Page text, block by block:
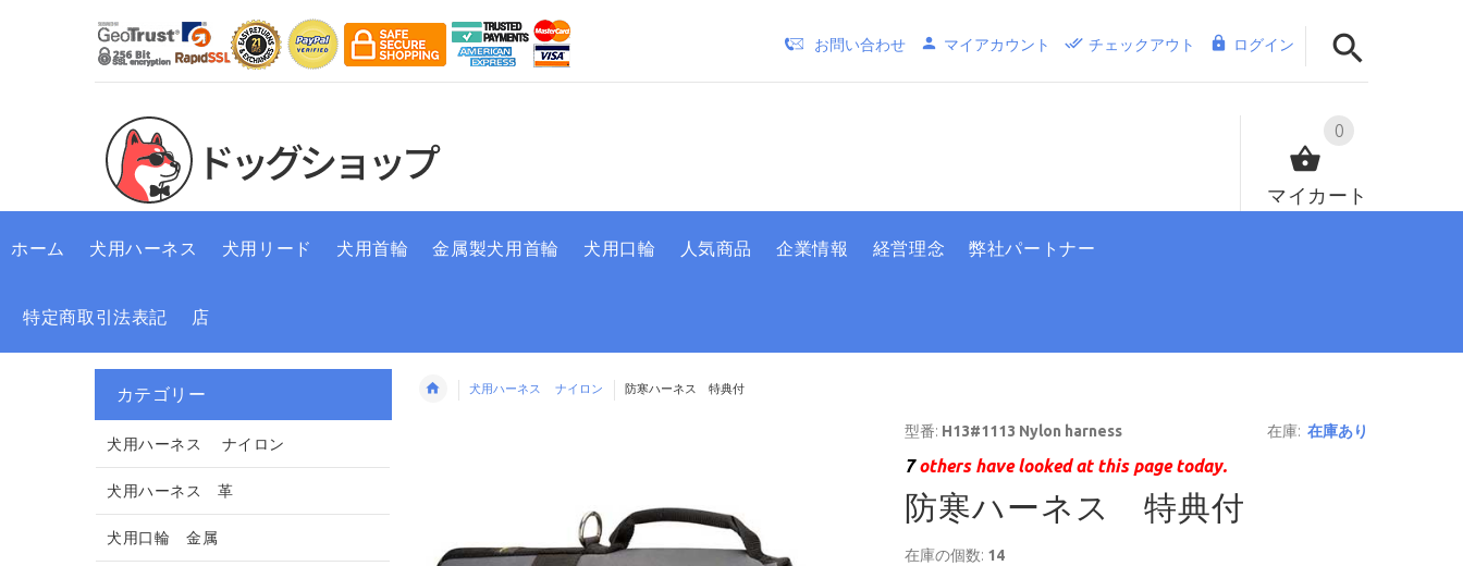
お問い合わせ マイアカウント チェックアウト ログイン
0
マイカート
ホーム 犬用ハーネス 犬用リード 犬用首輪 金属製犬用首輪 犬用口輪 人気商品 企業情報 経営理念 弊社パートナー
特定商取引法表記 店
犬用ハーネス ナイロン 防寒ハーネス 特典付
型番: H13#1113 Nylon harness 在庫: 在庫あり
7others have looked at this page today.
防寒ハーネス 特典付
在庫の個数: 14
カテゴリー
犬用ハーネス ナイロン
犬用ハーネス 革
犬用口輪 金属